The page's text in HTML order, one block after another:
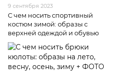
9 сентября 2023
С чем носить спортивный
костюм зимой: образы с
верхней одеждой и обувью